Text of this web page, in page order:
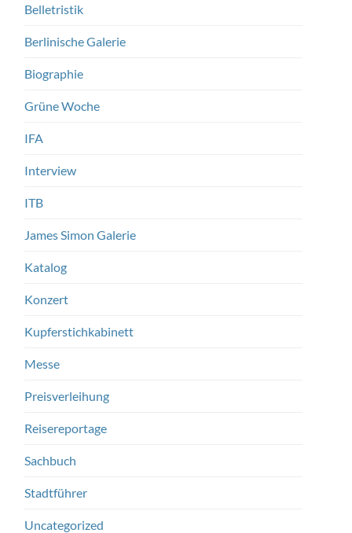
Belletristik
Berlinische Galerie
Biographie
Grüne Woche
IFA
Interview
ITB
James Simon Galerie
Katalog
Konzert
Kupferstichkabinett
Messe
Preisverleihung
Reisereportage
Sachbuch
Stadtführer
Uncategorized